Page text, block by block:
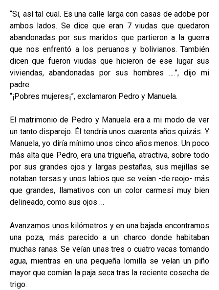
“Si, así tal cual. Es una calle larga con casas de adobe por
ambos lados. Se dice que eran 7 viudas que quedaron
abandonadas por sus maridos que partieron a la guerra
que nos enfrentó a los peruanos y bolivianos. También
dicen que fueron viudas que hicieron de ese lugar sus
viviendas, abandonadas por sus hombres ….”, dijo mi
padre.
“¡Pobres mujeres¡”, exclamaron Pedro y Manuela.
El matrimonio de Pedro y Manuela era a mi modo de ver
un tanto disparejo. Él tendría unos cuarenta años quizás. Y
Manuela, yo diría mínimo unos cinco años menos. Un poco
más alta que Pedro, era una trigueña, atractiva, sobre todo
por sus grandes ojos y largas pestañas, sus mejillas se
notaban tersas y unos labios que se veían -de reojo- más
que grandes, llamativos con un color carmesí muy bien
delineado, como sus ojos …
Avanzamos unos kilómetros y en una bajada encontramos
una poza, más parecido a un charco donde habitaban
muchas ranas. Se veían unas tres o cuatro vacas tomando
agua, mientras en una pequeña lomilla se veían un piño
mayor que comían la paja seca tras la reciente cosecha de
trigo.